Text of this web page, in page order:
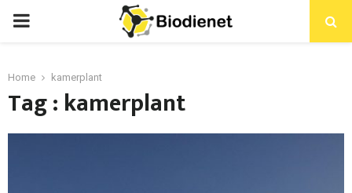
PRIMARY
Home kamerplant
Tag : kamerplant